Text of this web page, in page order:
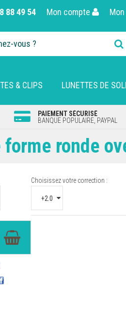
88 49 54 Mon compte
& CLIPS LUNETTES DE
PAIEMENT SÉCURISÉ
BANQUE POPULAIRE, PAYPAL
ronde
Choisissez votre correction :